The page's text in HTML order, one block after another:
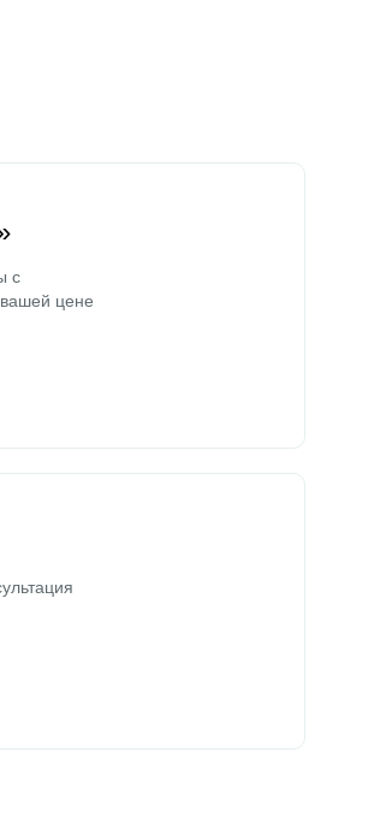
с
цене